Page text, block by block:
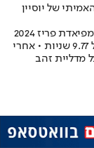
של יוסיין
תתחילו לשנן את השם: קישאן תומפסון העפיל לאולימפיאדת פריז 2024
לאחר שניצח בריצת 100 מטר עם תוצאה מדהימה של 9.77 שניות • אחרי
מדליית זהב